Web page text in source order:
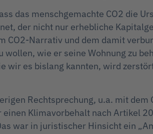
das menschgemachte CO2 die
der nicht nur erhebliche
Narrativ und dem damit
wie er seine Wohnung zu
wir es bislang kannten, wird
Rechtsprechung, u.a. mit dem
Klimavorbehalt nach Artikel
war in juristischer Hinsicht ein